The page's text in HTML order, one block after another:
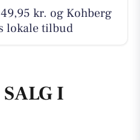
kr. og Kohberg
lokale tilbud
I